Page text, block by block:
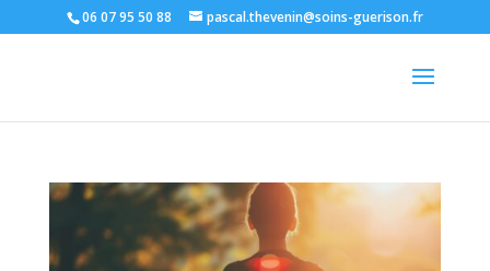
06 07 95 50 88 pascal.thevenin@soins-guerison.fr